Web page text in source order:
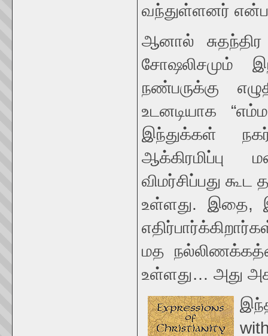
வந்துள்ளனர்
ஆனால் சுதந்திர
சோஷலிசமும்
நண்பருக்கு
உடனடியாக
இந்துக்கள்
ஆக்கிரமிப்பு
விமர்சிப்பது
உள்ளது. இதை,
மத
உள்ளது… அது